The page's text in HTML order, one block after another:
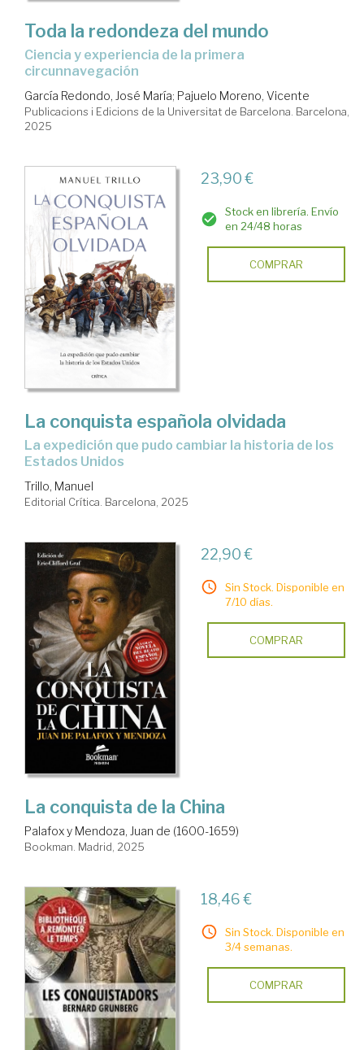
Toda la redondeza del mundo
Ciencia y experiencia de la primera
circunnavegación
García Redondo, José María; Pajuelo Moreno, Vicente
Publicacions i Edicions de la Universitat de Barcelona. Barcelona,
2025
23,90 €
Stock en librería. Envío
en 24/48 horas
COMPRAR
La conquista española olvidada
La expedición que pudo cambiar la historia de los
Estados Unidos
Trillo, Manuel
Editorial Crítica. Barcelona, 2025
22,90 €
Sin Stock. Disponible en
7/10 días.
COMPRAR
La conquista de la China
Palafox y Mendoza, Juan de (1600-1659)
Bookman. Madrid, 2025
18,46 €
Sin Stock. Disponible en
3/4 semanas.
COMPRAR